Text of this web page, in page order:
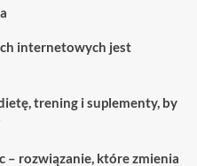
internetowych jest
trening i suplementy, by
– rozwiązanie, które zmienia